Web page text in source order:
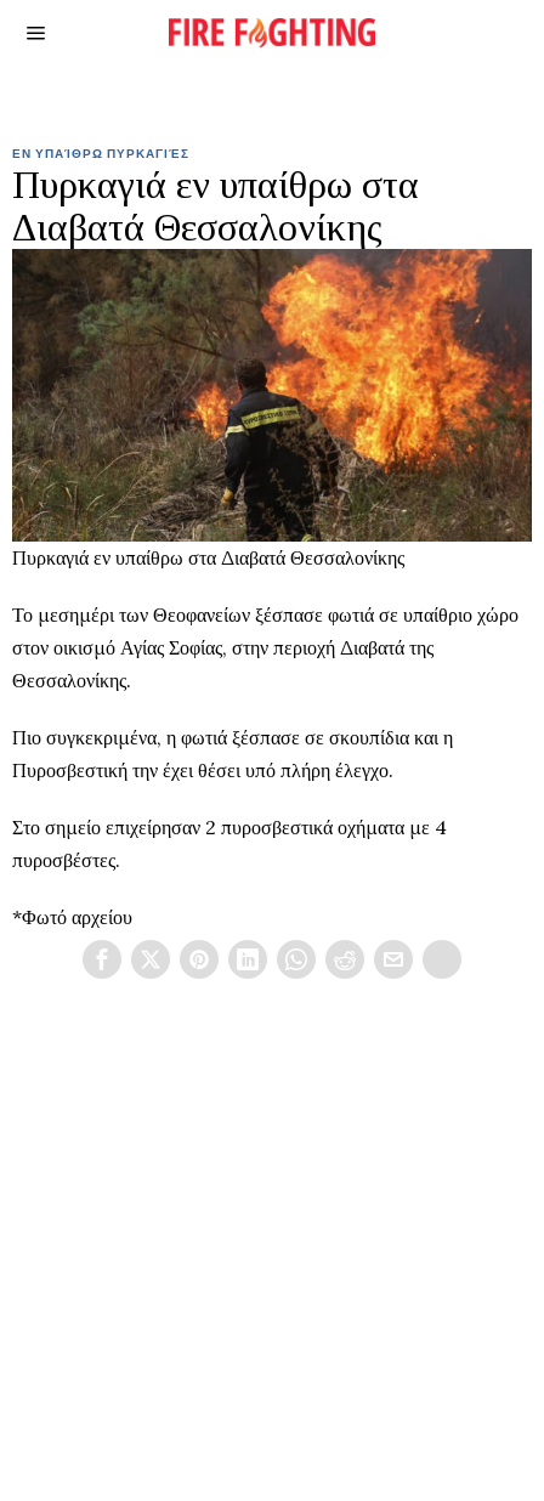
ΕΝ ΥΠΑΊΘΡΩ ΠΥΡΚΑΓΙΈΣ
Πυρκαγιά εν υπαίθρω στα
Διαβατά Θεσσαλονίκης
Πυρκαγιά εν υπαίθρω στα Διαβατά Θεσσαλονίκης
Το μεσημέρι των Θεοφανείων ξέσπασε φωτιά σε υπαίθριο χώρο
στον οικισμό Αγίας Σοφίας, στην περιοχή Διαβατά της
Θεσσαλονίκης.
Πιο συγκεκριμένα, η φωτιά ξέσπασε σε σκουπίδια και η
Πυροσβεστική την έχει θέσει υπό πλήρη έλεγχο.
Στο σημείο επιχείρησαν 2 πυροσβεστικά οχήματα με 4
πυροσβέστες.
*Φωτό αρχείου